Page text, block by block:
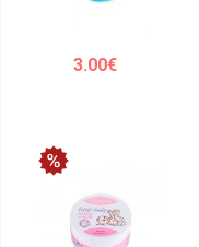
3.00€